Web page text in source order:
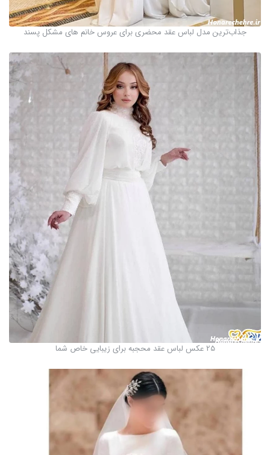
جذاب‌ترین مدل لباس عقد محضری برای عروس خانم های مشکل پسند
25 عکس لباس عقد محجبه برای زیبایی خاص شما